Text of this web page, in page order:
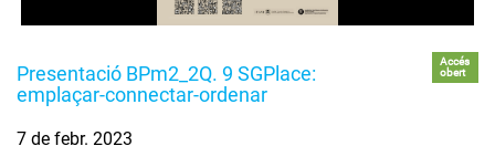
Presentació BPm2_2Q. 9 SGPlace:
emplaçar-connectar-ordenar
Accés
obert
7 de febr. 2023